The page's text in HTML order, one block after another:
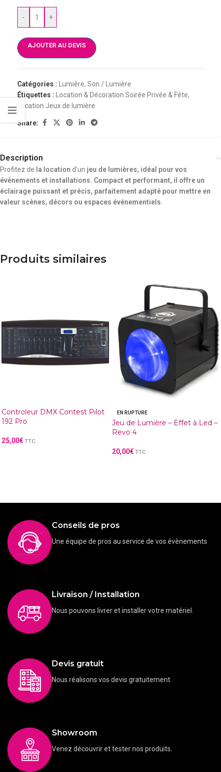
- +
AJOUTER AU DEVIS
Catégories : Lumière, Son / Lumière
Étiquettes : Location & Décoration Soirée Privée & Fête,
Location Jeux de lumière
Share:
Description
Profitez de la location d’un jeu de lumières, idéal pour vos
événements et installations. Compact et performant, il offre un
éclairage puissant et précis, parfaitement adapté pour mettre en
valeur scènes, décors ou espaces événementiels.
Produits similaires
Controleur DMX Contest Pilot
192 Pro
25,00€ TTC
EN RUPTURE
Jeu de Lumière – Effet à Led –
Revo 4
20,00€ TTC
Conseils de pros
Une équipe de pros au service de vos évènements
Livraison / Installation
Nous pouvons livrer et installer votre matériel.
Devis gratuit
Nous réalisons vos devis gratuitement.
Showroom
Venez découvrir et tester nos produits.